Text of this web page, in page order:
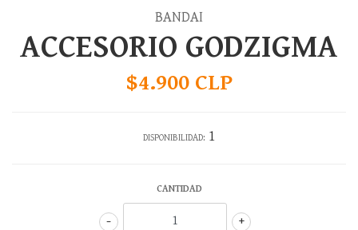
BANDAI
ACCESORIO GODZIGMA
$4.900 CLP
DISPONIBILIDAD: 1
CANTIDAD
+
-